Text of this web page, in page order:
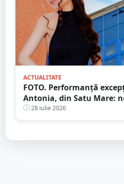
ACTUALITATE
FOTO. Performanță
Antonia, din Satu Mare:
admiterea la UMF Cluj, o
mai înregistrat de 15 ani
28 iulie 2026